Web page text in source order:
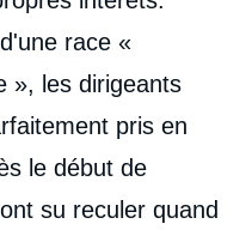
race «
», les dirigeants
pris en
le début de
su reculer quand